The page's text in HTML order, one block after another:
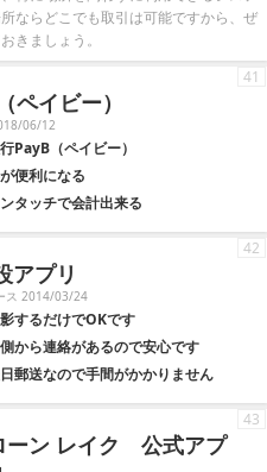
ならどこでも取引は可能ですから、ぜ
きましょう。
ペイビー）
06/12
PayB（ペイビー）
便利になる
タッチで会計出来る
41
アプリ
ス 2014/03/24
するだけでOKです
から連絡があるので安心です
郵送なので手間がかかりません
42
ーン レイク 公式アプ
43